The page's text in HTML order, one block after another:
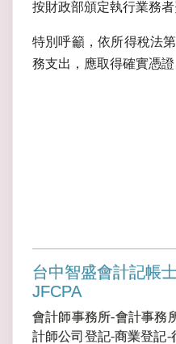
按財政部頒定執行業務
特別呼籲，依所得稅法
務支出，應取得確實憑
台中智盛會計記帳
JFCPA
會計師事務所-會計事務
計師公司登記-商業登記